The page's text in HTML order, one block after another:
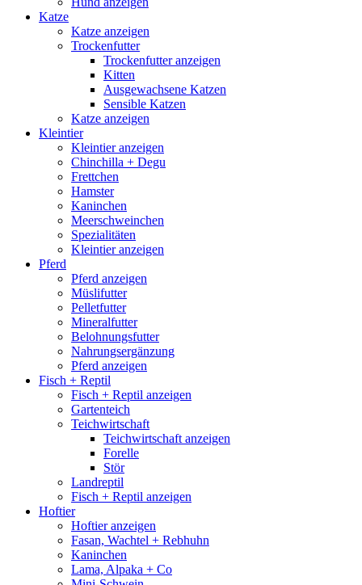
Katze
Katze anzeigen
Trockenfutter
Trockenfutter anzeigen
Kitten
Ausgewachsene Katzen
Sensible Katzen
Katze anzeigen
Kleintier
Kleintier anzeigen
Chinchilla + Degu
Frettchen
Hamster
Kaninchen
Meerschweinchen
Spezialitäten
Kleintier anzeigen
Pferd
Pferd anzeigen
Müslifutter
Pelletfutter
Mineralfutter
Belohnungsfutter
Nahrungsergänzung
Pferd anzeigen
Fisch + Reptil
Fisch + Reptil anzeigen
Gartenteich
Teichwirtschaft
Teichwirtschaft anzeigen
Forelle
Stör
Landreptil
Fisch + Reptil anzeigen
Hoftier
Hoftier anzeigen
Fasan, Wachtel + Rebhuhn
Kaninchen
Lama, Alpaka + Co